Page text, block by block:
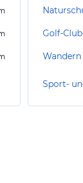
Golf-